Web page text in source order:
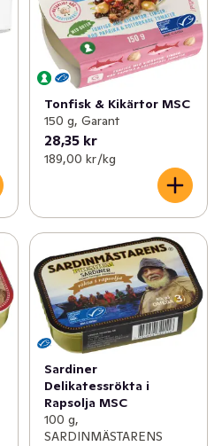
Tonfisk & Kikärtor MSC
150 g, Garant
28,35 kr
189,00 kr /kg
Sardiner
Delikatessrökta i
Rapsolja MSC
100 g,
SARDINMÄSTARENS